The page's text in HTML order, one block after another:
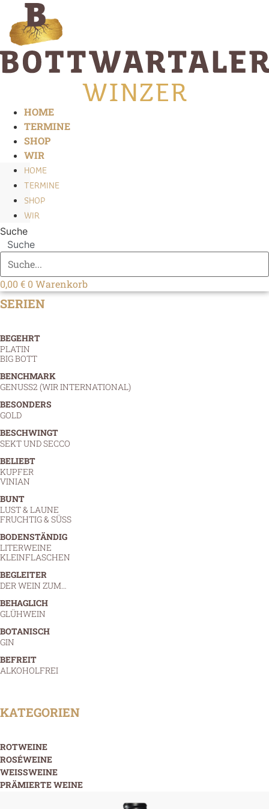
Inhalt
springen
HOME
TERMINE
SHOP
WIR
HOME
TERMINE
SHOP
WIR
Suche
Suche
0,00€ 0Warenkorb
SERIEN
BEGEHRT
PLATIN
BIG BOTT
BENCHMARK
GENUSS2 (WIR INTERNATIONAL)
BESONDERS
GOLD
BESCHWINGT
SEKT UND SECCO
BELIEBT
KUPFER
VINIAN
BUNT
LUST & LAUNE
FRUCHTIG & SÜSS
BODENSTÄNDIG
LITERWEINE
KLEINFLASCHEN
BEGLEITER
DER WEIN ZUM…
BEHAGLICH
GLÜHWEIN
BOTANISCH
GIN
BEFREIT
ALKOHOLFREI
KATEGORIEN
ROTWEINE
ROSÉWEINE
WEISSWEINE
PRÄMIERTE WEINE